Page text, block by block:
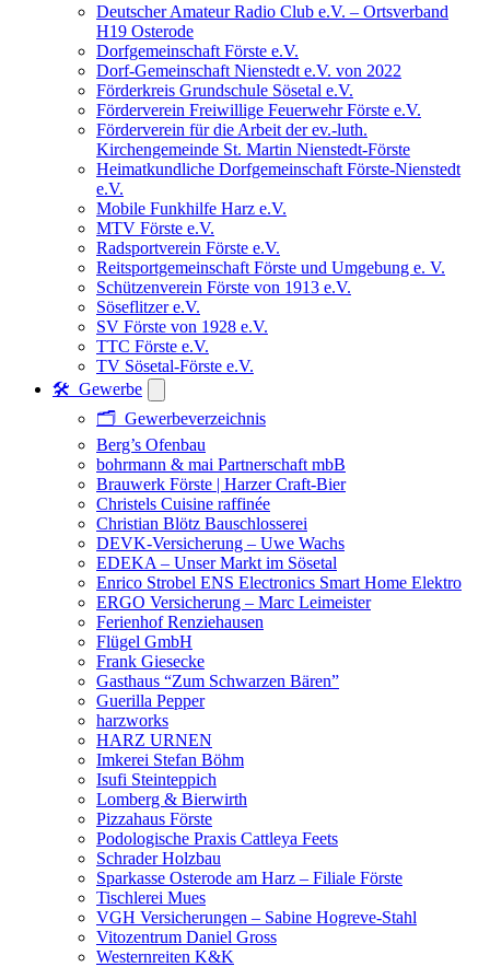
Deutscher Amateur Radio Club e.V. – Ortsverband
H19 Osterode
Dorfgemeinschaft Förste e.V.
Dorf-Gemeinschaft Nienstedt e.V. von 2022
Förderkreis Grundschule Sösetal e.V.
Förderverein Freiwillige Feuerwehr Förste e.V.
Förderverein für die Arbeit der ev.-luth.
Kirchengemeinde St. Martin Nienstedt-Förste
Heimatkundliche Dorfgemeinschaft Förste-Nienstedt
e.V.
Mobile Funkhilfe Harz e.V.
MTV Förste e.V.
Radsportverein Förste e.V.
Reitsportgemeinschaft Förste und Umgebung e. V.
Schützenverein Förste von 1913 e.V.
Söseflitzer e.V.
SV Förste von 1928 e.V.
TTC Förste e.V.
TV Sösetal-Förste e.V.
🛠️ Gewerbe
🗂️ Gewerbeverzeichnis
Berg’s Ofenbau
bohrmann & mai Partnerschaft mbB
Brauwerk Förste | Harzer Craft-Bier
Christels Cuisine raffinée
Christian Blötz Bauschlosserei
DEVK-Versicherung – Uwe Wachs
EDEKA – Unser Markt im Sösetal
Enrico Strobel ENS Electronics Smart Home Elektro
ERGO Versicherung – Marc Leimeister
Ferienhof Renziehausen
Flügel GmbH
Frank Giesecke
Gasthaus “Zum Schwarzen Bären”
Guerilla Pepper
harzworks
HARZ URNEN
Imkerei Stefan Böhm
Isufi Steinteppich
Lomberg & Bierwirth
Pizzahaus Förste
Podologische Praxis Cattleya Feets
Schrader Holzbau
Sparkasse Osterode am Harz – Filiale Förste
Tischlerei Mues
VGH Versicherungen – Sabine Hogreve-Stahl
Vitozentrum Daniel Gross
Westernreiten K&K